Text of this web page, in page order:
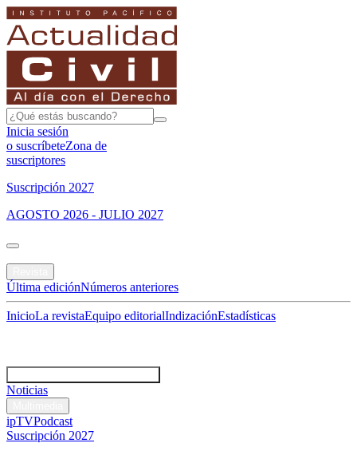
Inicia sesión
o suscríbeteZona de
suscriptores
Suscripción 2027
AGOSTO 2026 - JULIO 2027
Última ediciónNúmeros anteriores
InicioLa revistaEquipo editorialIndizaciónEstadísticas
Noticias
ipTVPodcast
Suscripción 2027